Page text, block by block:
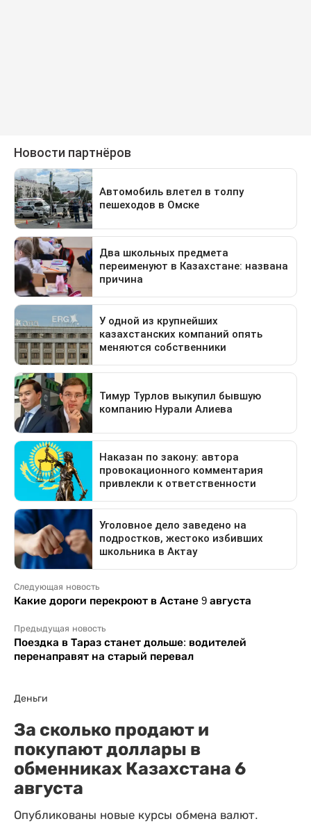
Следующая новость
Какие дороги перекроют в Астане 9 августа
Предыдущая новость
Поездка в Тараз станет дольше: водителей
перенаправят на старый перевал
Деньги
За сколько продают и
покупают доллары в
обменниках Казахстана 6
августа
Опубликованы новые курсы обмена валют.